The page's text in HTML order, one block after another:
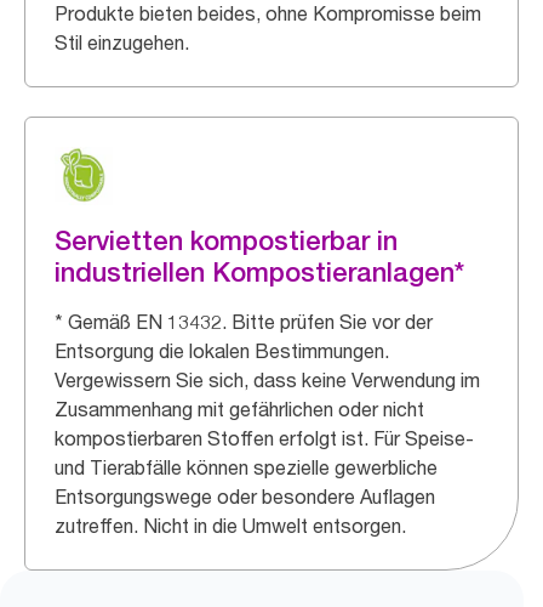
Produkte bieten beides, ohne Kompromisse beim
Stil einzugehen.
Servietten kompostierbar in
industriellen Kompostieranlagen*
* Gemäß EN 13432. Bitte prüfen Sie vor der
Entsorgung die lokalen Bestimmungen.
Vergewissern Sie sich, dass keine Verwendung im
Zusammenhang mit gefährlichen oder nicht
kompostierbaren Stoffen erfolgt ist. Für Speise-
und Tierabfälle können spezielle gewerbliche
Entsorgungswege oder besondere Auflagen
zutreffen. Nicht in die Umwelt entsorgen.